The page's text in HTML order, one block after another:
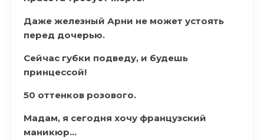
Даже железный Арни не может устоять
перед дочерью.
Сейчас губки подведу, и будешь
принцессой!
50 оттенков розового.
Мадам, я сегодня хочу французский
маникюр…